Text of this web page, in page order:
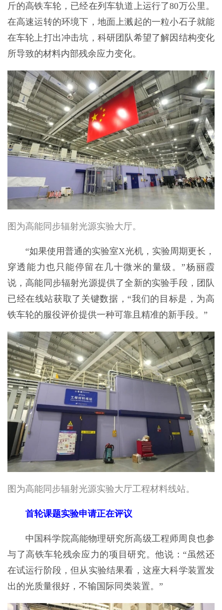
斤的高铁车轮，已经在列车轨道上运行了80万公里。
在高速运转的环境下，地面上溅起的一粒小石子就能
在车轮上打出冲击坑，科研团队希望了解因结构变化
所导致的材料内部残余应力变化。
图为高能同步辐射光源实验大厅。
“如果使用普通的实验室X光机，实验周期更长，
穿透能力也只能停留在几十微米的量级。”杨丽霞
说，高能同步辐射光源提供了全新的实验手段，团队
已经在线站获取了关键数据，“我们的目标是，为高
铁车轮的服役评价提供一种可靠且精准的新手段。”
图为高能同步辐射光源实验大厅工程材料线站。
首轮课题实验申请正在评议
中国科学院高能物理研究所高级工程师周良也参
与了高铁车轮残余应力的项目研究。他说：“虽然还
在试运行阶段，但从实验结果看，这座大科学装置发
出的光质量很好，不输国际同类装置。”